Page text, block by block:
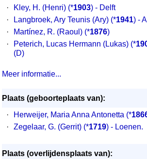
·
Kley, H. (Henri) (*1903) - Delft
·
Langbroek, Ary Teunis (Ary) (*1941) -
·
Martínez, R. (Raoul) (*1876)
·
Peterich, Lucas Hermann (Lukas) (*
(D)
Meer informatie...
Plaats (geboorteplaats van):
·
Herweijer, Maria Anna Antonetta (*
·
Zegelaar, G. (Gerrit) (*1719) - Loenen.
Plaats (overlijdensplaats van):